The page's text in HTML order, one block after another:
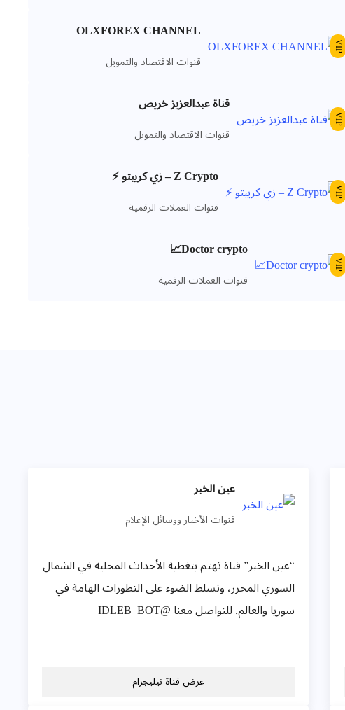
VIP
OLXFOREX CHANNEL
قنوات الاقتصاد والتمويل
VIP
قناة عبدالعزيز خريص
قنوات الاقتصاد والتمويل
VIP
Z Crypto – زي كريبتو ⚡️
قنوات العملات الرقمية
VIP
Doctor crypto📈
قنوات العملات الرقمية
عين الخبر
قنوات الأخبار ووسائل الإعلام
“عين الخبر” قناة تهتم بتغطية الأحداث المحلية في الشمال
السوري المحرر، وتسلط الضوء على التطورات الهامة في
سوريا والعالم. للتواصل معنا @IDLEB_BOT
عرض قناة تيليجرام